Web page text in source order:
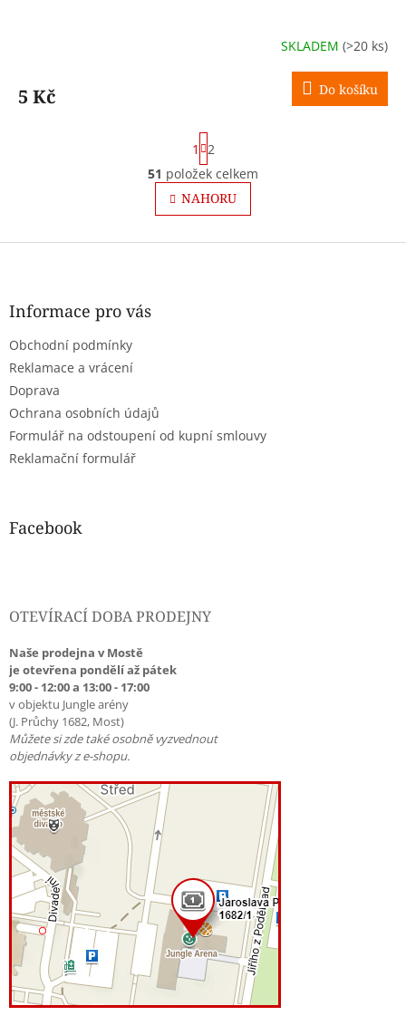
SKLADEM (>20 ks)
5 Kč Do košíku
O
v
l
d
p
S
t
r
á
n
k
v
1
2
51 položek celkem
NAHORU
Z
Informace pro vás
Obchodní podmínky
Reklamace a vrácení
Doprava
Ochrana osobních údajů
Formulář na odstoupení od kupní smlouvy
Reklamační formulář
Facebook
OTEVÍRACÍ DOBA PRODEJNY
Naše prodejna v Mostě
je otevřena pondělí až pátek
9:00 - 12:00 a 13:00 - 17:00
v objektu Jungle arény
(J. Průchy 1682, Most)
Můžete si zde také osobně vyzvednout
objednávky z e-shopu.